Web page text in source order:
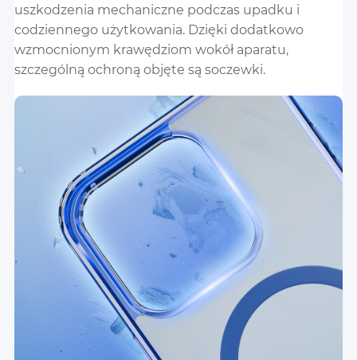
uszkodzenia mechaniczne podczas upadku i
codziennego użytkowania. Dzięki dodatkowo
wzmocnionym krawędziom wokół aparatu,
szczególną ochroną objęte są soczewki.